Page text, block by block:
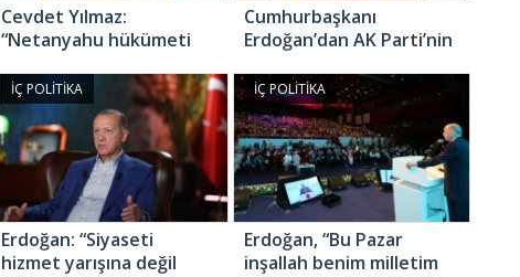
Cevdet Yılmaz:
“Netanyahu hükümeti
uluslararası mahkeme
önüne götürülmeli”
Cumhurbaşkanı
Erdoğan’dan AK Parti’nin
mesajı
İÇ POLİTİKA
Erdoğan: “Siyaseti
hizmet yarışına değil
İÇ POLİTİKA
Erdoğan, “Bu Pazar
inşallah benim milletim